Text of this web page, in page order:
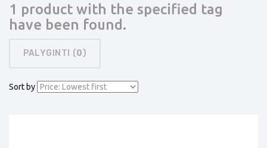
1 product with the specified tag
have been found.
PALYGINTI (0)
Sort by